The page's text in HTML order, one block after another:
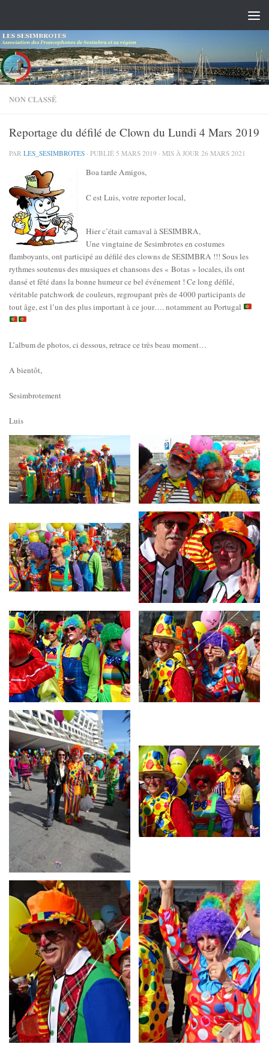
NON CLASSÉ
Reportage du défilé de Clown du Lundi 4 Mars 2019
PAR LES_SESIMBROTES · PUBLIÉ 5 MARS 2019 · MIS À JOUR 26 MARS 2021
Boa tarde Amigos,
C est Luis, votre reporter local,
Hier c’était carnaval à SESIMBRA,
Une vingtaine de Sesimbrotes en costumes
flamboyants, ont participé au défilé des clowns de SESIMBRA !!! Sous les
rythmes soutenus des musiques et chansons des « Botas » locales, ils ont
dansé et fêté dans la bonne humeur ce bel événement ! Ce long défilé,
véritable patchwork de couleurs, regroupant près de 4000 participants de
tout âge, est l’un des plus important à ce jour…. notamment au Portugal
L’album de photos, ci dessous, retrace ce très beau moment…
A bientôt,
Sesimbrotement
Luis